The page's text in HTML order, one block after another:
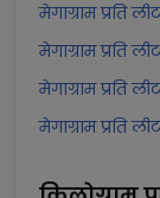
मेगाग्राम प्रति
मेगाग्राम प्रति
मेगाग्राम प्रति
मेगाग्राम प्रति